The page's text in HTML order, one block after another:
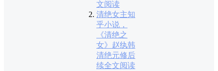
文阅读
清绝女主知
乎小说，
《清绝之
女》赵纨韩
清绝元修后
续全文阅读